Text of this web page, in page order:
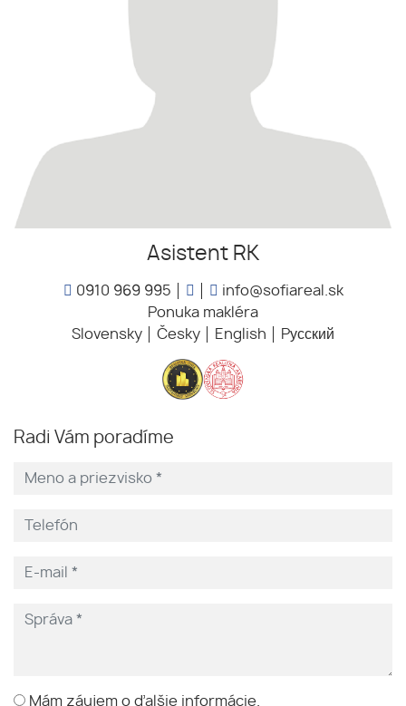
Asistent RK
0910 969 995
info@sofiareal.sk
Ponuka makléra
Slovensky
Česky English Pусский
Radi Vám poradíme
Mám záujem o ďalšie informácie.